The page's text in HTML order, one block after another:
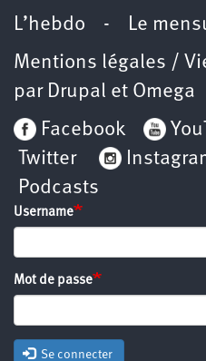
L’hebdo -
Le
Mentions légales /
par Drupal et Omega
Facebook
Twitter
Podcasts
Username
Mot de passe
Se connecter